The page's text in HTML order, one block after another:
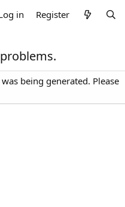
in Register
being generated. Please